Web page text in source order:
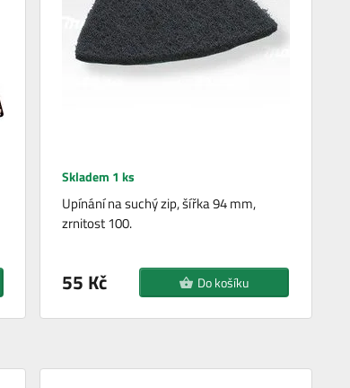
Skladem 1 ks
Upínání na suchý zip, šířka 94 mm,
zrnitost 100.
55 Kč Do košíku